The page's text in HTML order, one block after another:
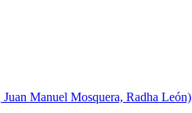
Manuel Mosquera, Radha León)